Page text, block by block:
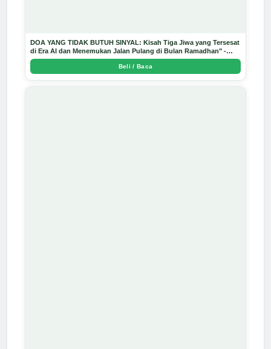
DOA YANG TIDAK BUTUH SINYAL: Kisah Tiga Jiwa yang Tersesat
di Era AI dan Menemukan Jalan Pulang di Bulan Ramadhan" -
Arda Dinata
Beli / Baca